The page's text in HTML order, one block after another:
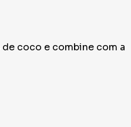
coco e combine com a